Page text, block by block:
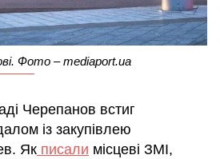
Фото – mediaport.ua
Черепанов встиг
із закупівлею
Як писали місцеві ЗМІ,